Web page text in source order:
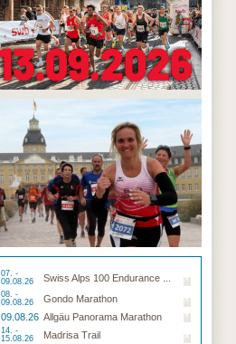
07. -
09.08.26
Swiss Alps 100 Endurance ...
08. -
09.08.26
Gondo Marathon
09.08.26 Allgäu Panorama Marathon
14. -
15.08.26
Madrisa Trail